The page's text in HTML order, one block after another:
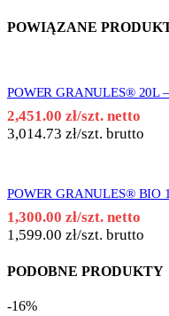
POWIĄZANE
POWER GRANULES® 20L
2,451.00 zł/szt. netto
3,014.73 zł/szt. brutto
POWER GRANULES® BIO
1,300.00 zł/szt. netto
1,599.00 zł/szt. brutto
PODOBNE PRODUKTY
-16%